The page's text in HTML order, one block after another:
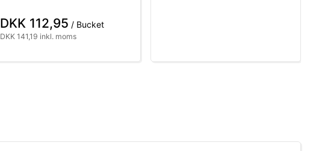
DKK 112,95 / Bucket
DKK 141,19 inkl. moms